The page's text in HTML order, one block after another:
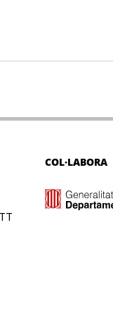
COL·LABORA